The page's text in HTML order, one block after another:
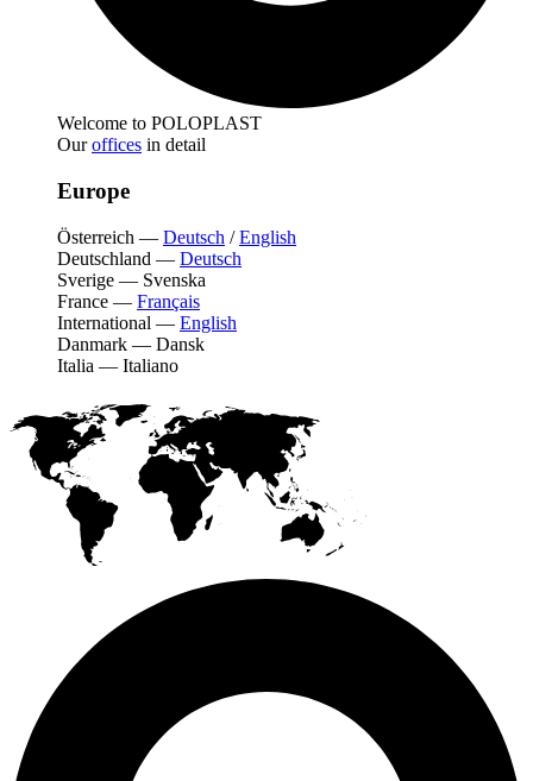
Welcome to POLOPLAST
Ouroffices in detail
Europe
Österreich — Deutsch /English
Deutschland — Deutsch
Sverige — Svenska
France — Français
International — English
Danmark — Dansk
Italia — Italiano